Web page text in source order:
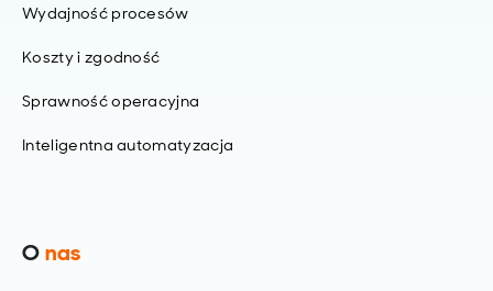
Wydajność procesów
Koszty i zgodność
Sprawność operacyjna
Inteligentna automatyzacja
Onas